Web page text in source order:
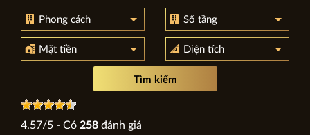
Phong cách Số tầng
Mặt tiền Diện tích
Tìm kiếm
4.57/5 - Có 258 đánh giá